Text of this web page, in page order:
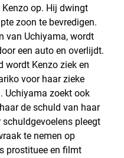
op. Hij dwingt
zoon te bevredigen.
van Uchiyama, wordt
een auto en overlijdt.
wordt Kenzo ziek en
voor haar zieke
Uchiyama zoekt ook
de schuld van haar
pleegt
te nemen op
prostituee en filmt